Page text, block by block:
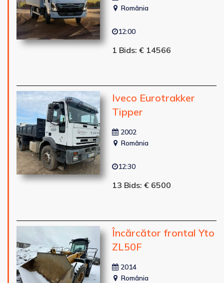
România
12:00
1 Bids: € 14566
Iveco Eurotrakker
Tipper
2002
România
12:30
13 Bids: € 6500
Încărcător frontal Yto
ZL50F
2014
România